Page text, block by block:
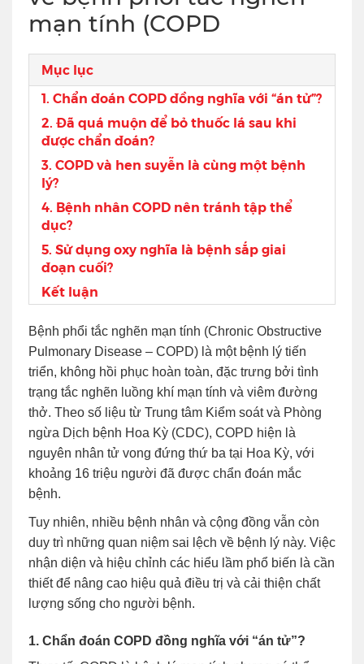
mạn tính (COPD
Mục lục
1. Chẩn đoán COPD đồng nghĩa với “án tử”?
2. Đã quá muộn để bỏ thuốc lá sau khi
được chẩn đoán?
3. COPD và hen suyễn là cùng một bệnh
lý?
4. Bệnh nhân COPD nên tránh tập thể
dục?
5. Sử dụng oxy nghĩa là bệnh sắp giai
đoạn cuối?
Kết luận
Bệnh phổi tắc nghẽn mạn tính (Chronic Obstructive
Pulmonary Disease – COPD) là một bệnh lý tiến
triển, không hồi phục hoàn toàn, đặc trưng bởi tình
trạng tắc nghẽn luồng khí mạn tính và viêm đường
thở. Theo số liệu từ Trung tâm Kiểm soát và Phòng
ngừa Dịch bệnh Hoa Kỳ (CDC), COPD hiện là
nguyên nhân tử vong đứng thứ ba tại Hoa Kỳ, với
khoảng 16 triệu người đã được chẩn đoán mắc
bệnh.
Tuy nhiên, nhiều bệnh nhân và cộng đồng vẫn còn
duy trì những quan niệm sai lệch về bệnh lý này. Việc
nhận diện và hiệu chỉnh các hiểu lầm phổ biến là cần
thiết để nâng cao hiệu quả điều trị và cải thiện chất
lượng sống cho người bệnh.
1. Chẩn đoán COPD đồng nghĩa với “án tử”?